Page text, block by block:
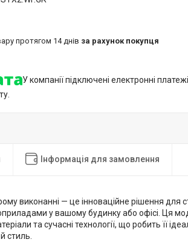
протягом 14 днів за рахунок покупця
У компанії підключені електронні
Інформація для замовлення
виконанні — це інноваційне рішення для
у вашому будинку або офісі. Ця
та сучасні технології, що робить її
стиль.